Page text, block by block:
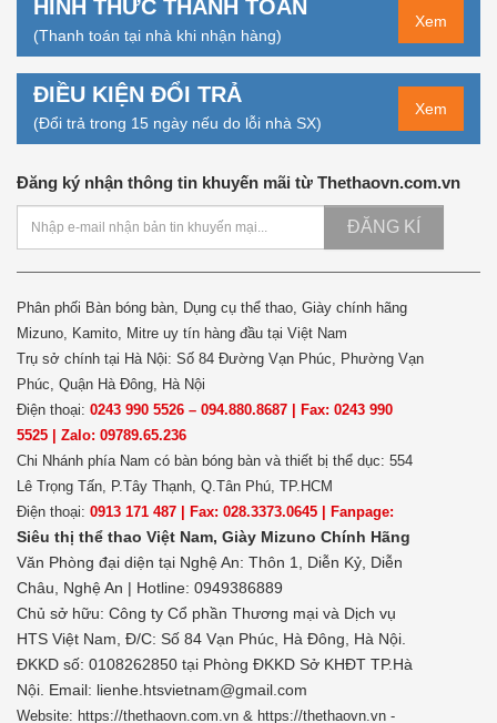
HÌNH THỨC THANH TOÁN
(Thanh toán tại nhà khi nhận hàng)
Xem
ĐIỀU KIỆN ĐỔI TRẢ
(Đổi trả trong 15 ngày nếu do lỗi nhà SX)
Xem
Đăng ký nhận thông tin khuyến mãi từ Thethaovn.com.vn
ĐĂNG KÍ
Phân phối Bàn bóng bàn, Dụng cụ thể thao, Giày chính hãng
Mizuno, Kamito, Mitre uy tín hàng đầu tại Việt Nam
Trụ sở chính tại Hà Nội: Số 84 Đường Vạn Phúc, Phường Vạn
Phúc, Quận Hà Đông, Hà Nội
Điện thoại: 0243 990 5526 – 094.880.8687 | Fax: 0243 990
5525 | Zalo: 09789.65.236
Chi Nhánh phía Nam có bàn bóng bàn và thiết bị thể dục: 554
Lê Trọng Tấn, P.Tây Thạnh, Q.Tân Phú, TP.HCM
Điện thoại: 0913 171 487 | Fax: 028.3373.0645 | Fanpage:
Siêu thị thể thao Việt Nam, Giày Mizuno Chính Hãng
Văn Phòng đại diện tại Nghệ An: Thôn 1, Diễn Kỷ, Diễn
Châu, Nghệ An | Hotline: 0949386889
Chủ sở hữu: Công ty Cổ phần Thương mại và Dịch vụ
HTS Việt Nam, Đ/C: Số 84 Vạn Phúc, Hà Đông, Hà Nội.
ĐKKD số: 0108262850 tại Phòng ĐKKD Sở KHĐT TP.Hà
Nội. Email: lienhe.htsvietnam@gmail.com
Website: https://thethaovn.com.vn & https://thethaovn.vn -